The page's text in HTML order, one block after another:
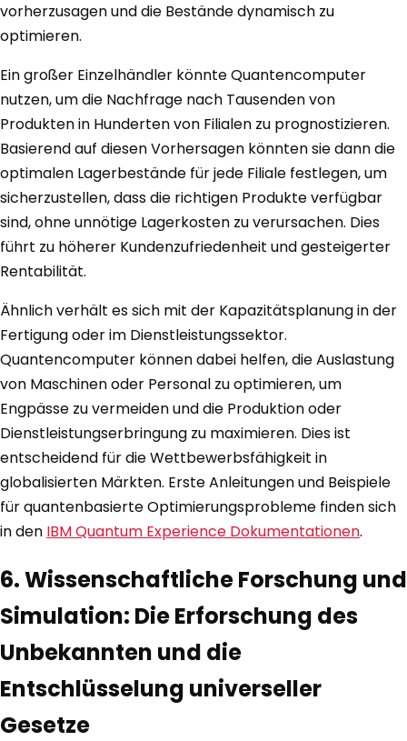
vorherzusagen und die Bestände dynamisch zu
optimieren.
Ein großer Einzelhändler könnte Quantencomputer
nutzen, um die Nachfrage nach Tausenden von
Produkten in Hunderten von Filialen zu prognostizieren.
Basierend auf diesen Vorhersagen könnten sie dann die
optimalen Lagerbestände für jede Filiale festlegen, um
sicherzustellen, dass die richtigen Produkte verfügbar
sind, ohne unnötige Lagerkosten zu verursachen. Dies
führt zu höherer Kundenzufriedenheit und gesteigerter
Rentabilität.
Ähnlich verhält es sich mit der Kapazitätsplanung in der
Fertigung oder im Dienstleistungssektor.
Quantencomputer können dabei helfen, die Auslastung
von Maschinen oder Personal zu optimieren, um
Engpässe zu vermeiden und die Produktion oder
Dienstleistungserbringung zu maximieren. Dies ist
entscheidend für die Wettbewerbsfähigkeit in
globalisierten Märkten. Erste Anleitungen und Beispiele
für quantenbasierte Optimierungsprobleme finden sich
in den IBM Quantum Experience Dokumentationen.
6. Wissenschaftliche Forschung und
Simulation: Die Erforschung des
Unbekannten und die
Entschlüsselung universeller
Gesetze